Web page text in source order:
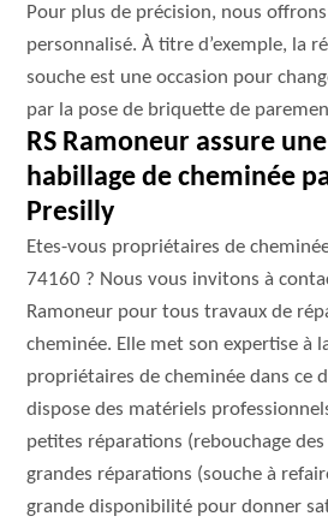
Pour plus de précision, nous
personnalisé. À titre d’exemple, la
souche est une occasion pour
par la pose de briquette de
RS Ramoneur assure
habillage de cheminée
Presilly
Etes-vous propriétaires de
74160 ? Nous vous invitons à
Ramoneur pour tous travaux de
cheminée. Elle met son expertise à
propriétaires de cheminée dans ce
dispose des matériels
petites réparations (rebouchage
grandes réparations (souche à
grande disponibilité pour donner